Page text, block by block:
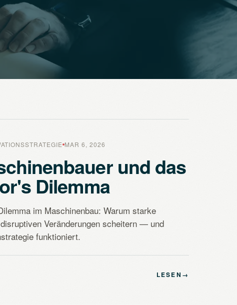
MAR 6, 2026
und das
Dilemma
im Maschinenbau: Warum starke
Veränderungen scheitern — und
funktioniert.
LESEN →